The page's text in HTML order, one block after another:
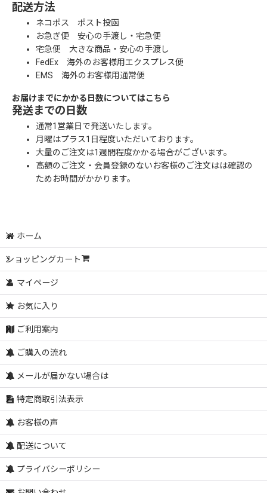
配送方法
ネコポス ポスト投函
お急ぎ便 安心の手渡し・宅急便
宅急便 大きな商品・安心の手渡し
FedEx 海外のお客様用エクスプレス便
EMS 海外のお客様用通常便
お届けまでにかかる日数についてはこちら
発送までの日数
通常1営業日で発送いたします。
月曜はプラス1日程度いただいております。
大量のご注文は1週間程度かかる場合がございます。
高額のご注文・会員登録のないお客様のご注文はは確認の
ためお時間がかかります。
ホーム
ショッピングカート
マイページ
お気に入り
ご利用案内
ご購入の流れ
メールが届かない場合は
特定商取引法表示
お客様の声
配送について
プライバシーポリシー